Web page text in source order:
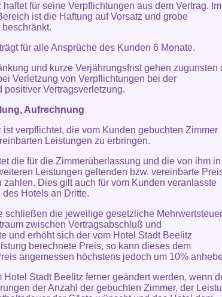
für seine Verpflichtungen aus dem Vertrag. Im
ist die Haftung auf Vorsatz und grobe
für alle Ansprüche des Kunden 6 Monate.
und kurze Verjährungsfrist gehen zugunsten
Verletzung von Verpflichtungen bei der
positiver Vertragsverletzung.
Aufrechnung
verpflichtet, die vom Kunden gebuchten Zimmer
Leistungen zu erbringen.
die für die Zimmerüberlassung und die von ihm in
Leistungen geltenden bzw. vereinbarte
zahlen. Dies gilt auch für vom Kunden veranlasste
Hotels an Dritte.
schließen die jeweilige gesetzliche Mehrwertsteuer
zwischen Vertragsabschluß und
und erhöht sich der vom Hotel Stadt Beelitz
berechnete Preis, so kann dieses dem
angemessen höchstens jedoch um 10%
Stadt Beelitz ferner geändert werden, wenn
der Anzahl der gebuchten Zimmer, der